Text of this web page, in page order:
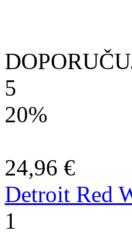
5
20%
24,96 €
Detroit Red
1